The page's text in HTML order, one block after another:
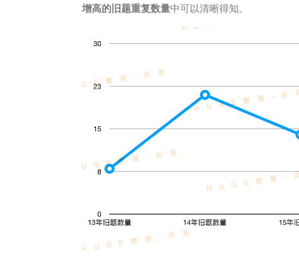
增高的旧题重复数量中可以清晰得知。